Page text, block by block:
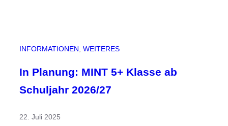
INFORMATIONEN WEITERES
In Planung: MINT 5+ Klasse ab
Schuljahr 2026/27
22. Juli 2025